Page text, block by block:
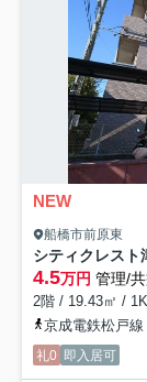
NEW
船橋市前原東
シティクレスト
4.5万円 管理/
2階 / 19.43㎡ /
京成電鉄松戸
礼0 即入居可